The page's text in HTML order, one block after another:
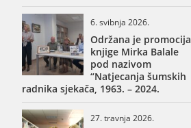
6. svibnja 2026.
Održana je promocija
knjige Mirka Balale
pod nazivom
“Natjecanja šumskih
radnika sjekača, 1963. – 2024.
27. travnja 2026.